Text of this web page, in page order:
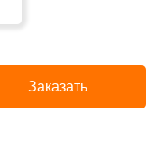
Заказать